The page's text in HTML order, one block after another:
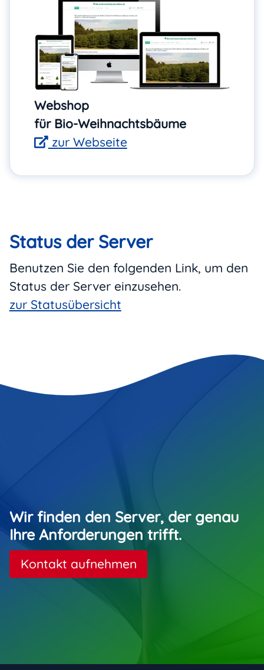
Webshop
für Bio-Weihnachtsbäume
zur Webseite
Status der Server
Benutzen Sie den folgenden Link, um den
Status der Server einzusehen.
zur Statusübersicht
Wir finden den Server, der genau
Ihre Anforderungen trifft.
Kontakt aufnehmen